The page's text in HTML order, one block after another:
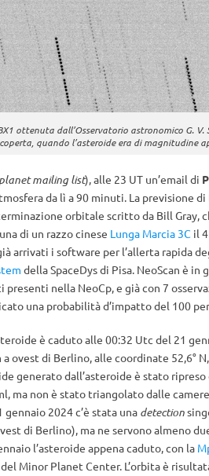
ottenuta dall’Osservatorio astronomico G.
quando l’asteroide era di magnitudine
mailing list), alle 23 UT un’email di
da lì a 90 minuti. La previsione
orbitale scritto da Bill Gray,
di un razzo cinese Lunga Marcia 3C il
arrivati i software per l’allerta rapida
della SpaceDys di Pisa. NeoScan è
nella NeoCp, e già con 7
una probabilità d’impatto del 100
è caduto alle 00:32 Utc del 21
a ovest di Berlino, alle coordinate 52,6°
generato dall’asteroide è stato
ma non è stato triangolato dalle camere
2024 c’è stata una detection
di Berlino), ma ne servono almeno
l’asteroide appena caduto, con la
Minor Planet Center. L’orbita è